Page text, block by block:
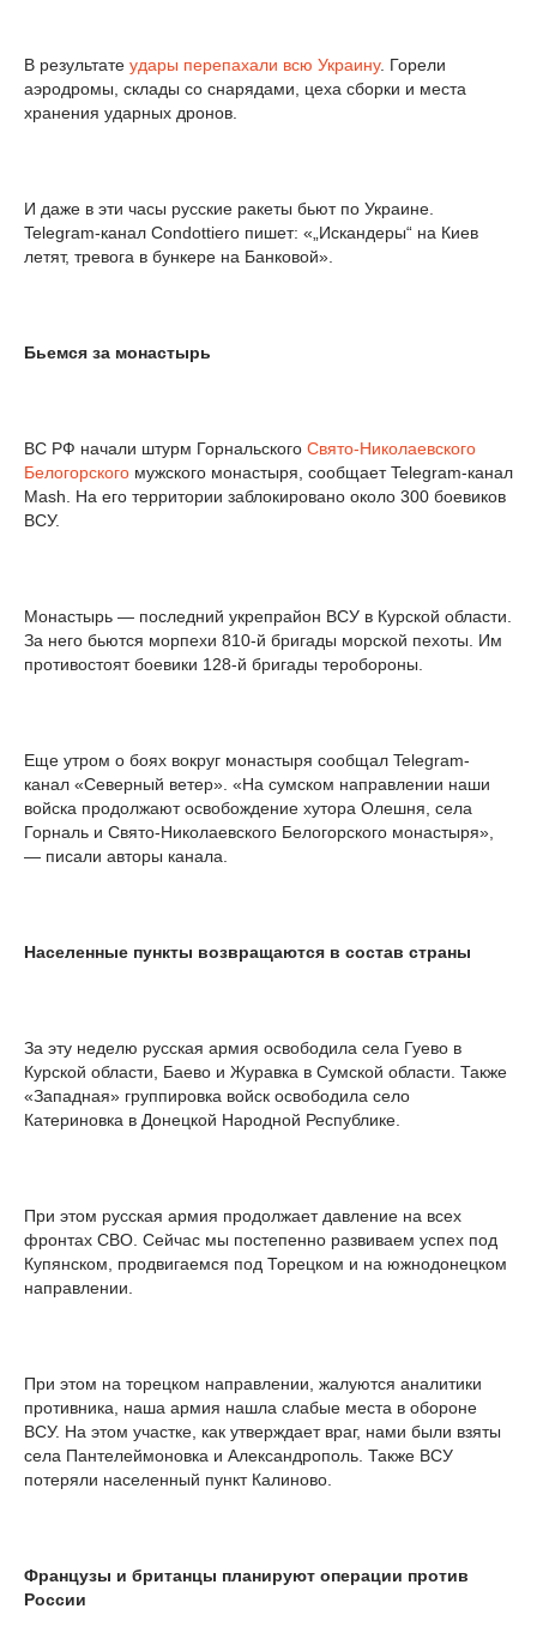
В результате удары перепахали всю Украину. Горели
аэродромы, склады со снарядами, цеха сборки и места
хранения ударных дронов.
И даже в эти часы русские ракеты бьют по Украине.
Telegram-канал Condottiero пишет: «„Искандеры“ на Киев
летят, тревога в бункере на Банковой».
Бьемся за монастырь
ВС РФ начали штурм Горнальского Свято-Николаевского
Белогорского мужского монастыря, сообщает Telegram-канал
Mash. На его территории заблокировано около 300 боевиков
ВСУ.
Монастырь — последний укрепрайон ВСУ в Курской области.
За него бьются морпехи 810-й бригады морской пехоты. Им
противостоят боевики 128-й бригады теробороны.
Еще утром о боях вокруг монастыря сообщал Telegram-
канал «Северный ветер». «На сумском направлении наши
войска продолжают освобождение хутора Олешня, села
Горналь и Свято-Николаевского Белогорского монастыря»,
— писали авторы канала.
Населенные пункты возвращаются в состав страны
За эту неделю русская армия освободила села Гуево в
Курской области, Баево и Журавка в Сумской области. Также
«Западная» группировка войск освободила село
Катериновка в Донецкой Народной Республике.
При этом русская армия продолжает давление на всех
фронтах СВО. Сейчас мы постепенно развиваем успех под
Купянском, продвигаемся под Торецком и на южнодонецком
направлении.
При этом на торецком направлении, жалуются аналитики
противника, наша армия нашла слабые места в обороне
ВСУ. На этом участке, как утверждает враг, нами были взяты
села Пантелеймоновка и Александрополь. Также ВСУ
потеряли населенный пункт Калиново.
Французы и британцы планируют операции против
России